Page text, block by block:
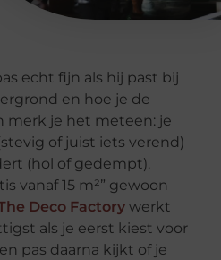
echt fijn als hij past bij
en hoe je de
merk je het meteen: je
of juist iets verend)
(hol of gedempt).
vanaf 15 m²” gewoon
Deco Factorywerkt
als je eerst kiest voor
pas daarna kijkt of je